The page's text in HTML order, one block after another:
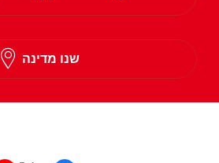
English
שנו מדינה